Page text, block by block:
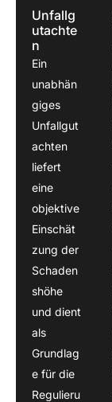
Unfallg
utachte
n
Ein
unabhän
giges
Unfallgut
achten
liefert
eine
objektive
Einschät
zung der
Schaden
shöhe
und dient
als
Grundlag
e für die
Regulieru